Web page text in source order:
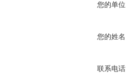
您的单位
您的姓名
联系电话